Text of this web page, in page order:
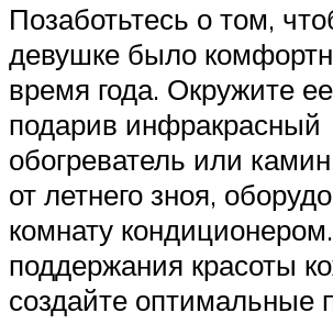
Позаботьтесь о том,
девушке было
время года. Окружите
подарив инфракрасный
обогреватель или
от летнего зноя,
комнату
поддержания красоты
создайте оптимальные